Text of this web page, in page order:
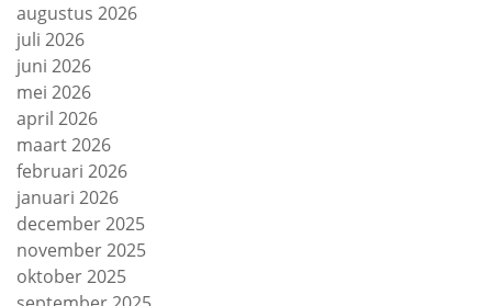
augustus 2026
juli 2026
juni 2026
mei 2026
april 2026
maart 2026
februari 2026
januari 2026
december 2025
november 2025
oktober 2025